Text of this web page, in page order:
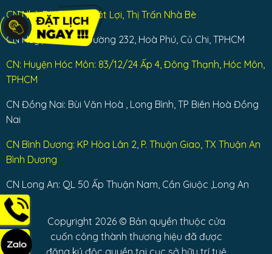
CN Nhà Bè: Dương Cát Lợi, Thị Trấn Nhà Bè
CN Huyện Củ Chi: Đường 232, Hoà Phú, Củ Chi, TPHCM
CN: Huyện Hóc Môn: 83/12/24 Ấp 4, Đông Thạnh, Hóc Môn,
TPHCM
CN Đồng Nai: Bùi Văn Hoà , Long Bình, TP Biên Hoà Đồng
Nai
CN Bình Dương: KP Hòa Lân 2, P. Thuận Giao, TX Thuận An
Bình Dương
CN Long An: QL 50 Ấp Thuận Nam, Cần Giuộc ,Long An
Copyright 2026 © Bản quyền thuộc cửa
cuốn công thành thương hiệu đã được